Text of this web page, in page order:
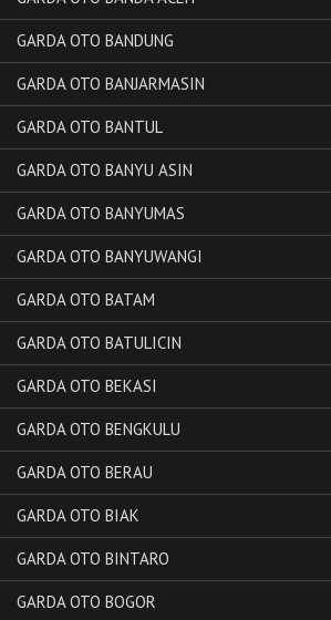
GARDA OTO BANDUNG
GARDA OTO BANJARMASIN
GARDA OTO BANTUL
GARDA OTO BANYU ASIN
GARDA OTO BANYUMAS
GARDA OTO BANYUWANGI
GARDA OTO BATAM
GARDA OTO BATULICIN
GARDA OTO BEKASI
GARDA OTO BENGKULU
GARDA OTO BERAU
GARDA OTO BIAK
GARDA OTO BINTARO
GARDA OTO BOGOR